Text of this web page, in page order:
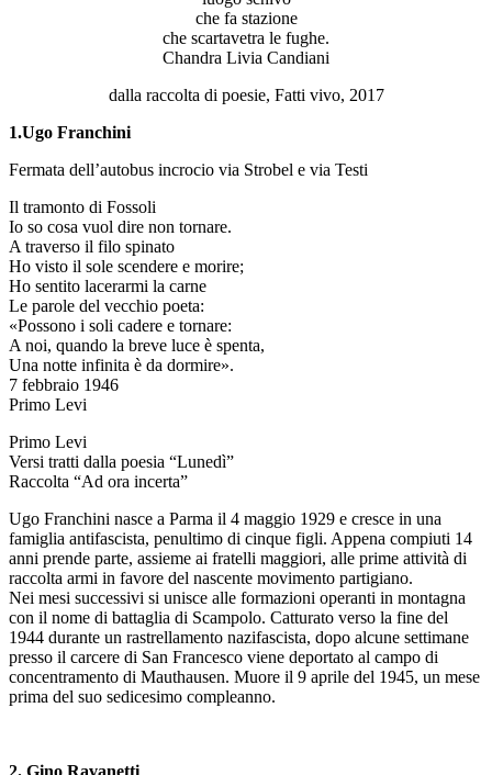
che fa stazione
che scartavetra le fughe.
Chandra Livia Candiani
dalla raccolta di poesie, Fatti vivo, 2017
1.Ugo Franchini
Fermata dell’autobus incrocio via Strobel e via Testi
Il tramonto di Fossoli
Io so cosa vuol dire non tornare.
A traverso il filo spinato
Ho visto il sole scendere e morire;
Ho sentito lacerarmi la carne
Le parole del vecchio poeta:
«Possono i soli cadere e tornare:
A noi, quando la breve luce è spenta,
Una notte infinita è da dormire».
7 febbraio 1946
Primo Levi
Primo Levi
Versi tratti dalla poesia “Lunedì”
Raccolta “Ad ora incerta”
Ugo Franchini nasce a Parma il 4 maggio 1929 e cresce in una
famiglia antifascista, penultimo di cinque figli. Appena compiuti 14
anni prende parte, assieme ai fratelli maggiori, alle prime attività di
raccolta armi in favore del nascente movimento partigiano.
Nei mesi successivi si unisce alle formazioni operanti in montagna
con il nome di battaglia di Scampolo. Catturato verso la fine del
1944 durante un rastrellamento nazifascista, dopo alcune settimane
presso il carcere di San Francesco viene deportato al campo di
concentramento di Mauthausen. Muore il 9 aprile del 1945, un mese
prima del suo sedicesimo compleanno.
2. Gino Ravanetti